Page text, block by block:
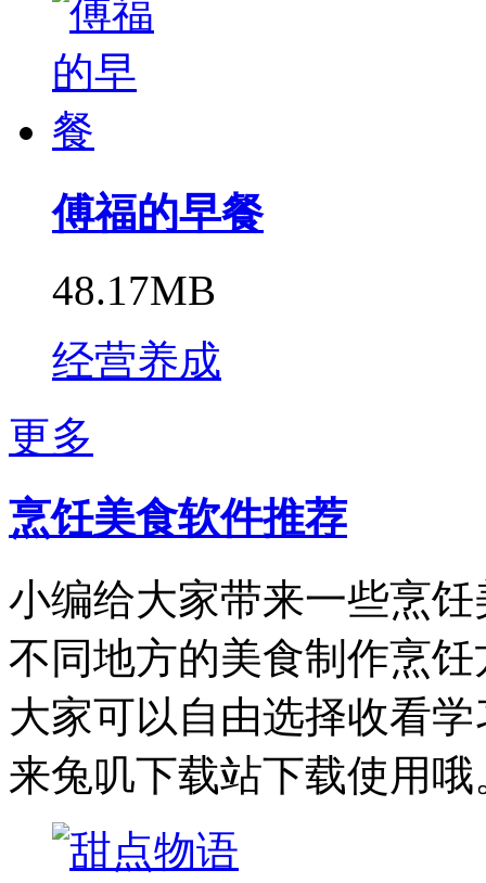
傅福的早餐
48.17MB
经营养成
更多
烹饪美食软件推荐
小编给大家带来一些烹
不同地方的美食制作烹
大家可以自由选择收看
来兔叽下载站下载使用哦